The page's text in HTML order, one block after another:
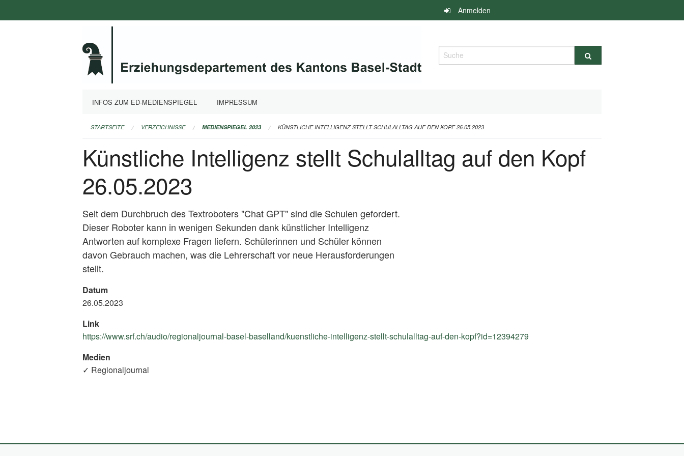
überspringen
Anmelden
Suche
INFOS ZUM ED-MEDIENSPIEGEL IMPRESSUM
STARTSEITE VERZEICHNISSE MEDIENSPIEGEL 2023 KÜNSTLICHE INTELLIGENZ STELLT SCHULALLTAG AUF DEN KOPF 26.05.2023
Künstliche Intelligenz stellt Schulalltag auf den Kopf
26.05.2023
Seit dem Durchbruch des Textroboters "Chat GPT" sind die Schulen gefordert.
Dieser Roboter kann in wenigen Sekunden dank künstlicher Intelligenz
Antworten auf komplexe Fragen liefern. Schülerinnen und Schüler können
davon Gebrauch machen, was die Lehrerschaft vor neue Herausforderungen
stellt.
Datum
26.05.2023
Link
https://www.srf.ch/audio/regionaljournal-basel-baselland/kuenstliche-intelligenz-stellt-schulalltag-auf-den-kopf?id=12394279
Medien
✓ Regionaljournal